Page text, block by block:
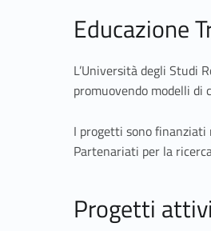
t
t
i
P
N
Educazione
L’Università degli Studi
promuovendo modelli di
I progetti sono finanziati
Partenariati per la
Progetti attivi